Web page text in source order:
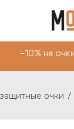
на
очки /